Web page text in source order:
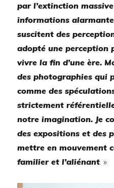
par l’extinction massive
informations
suscitent des
adopté une perception
vivre la fin d’une ère.
des photographies qui
comme des
strictement
notre imagination. Je
des expositions et des
mettre en mouvement
familier et l’aliénant. »